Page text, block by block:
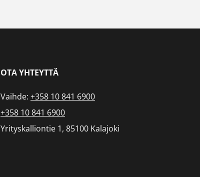
OTA YHTEYTTÄ
Vaihde: +358 10 841 6900
+358 10 841 6900
Yrityskalliontie 1, 85100 Kalajoki